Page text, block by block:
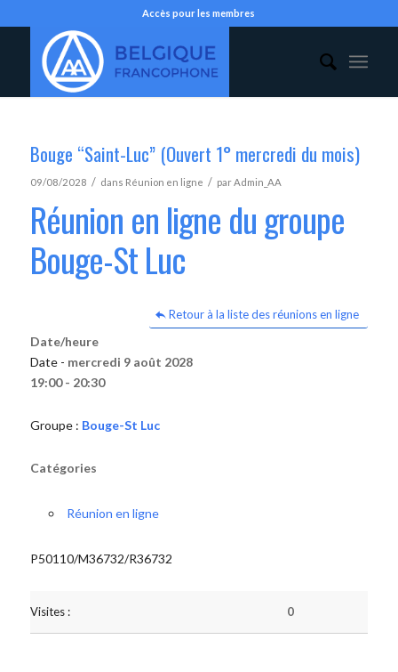
Accès pour les membres
Bouge “Saint-Luc” (Ouvert 1° mercredi du mois)
09/08/2028 / dans Réunion en ligne / parAdmin_AA
Réunion en ligne du groupe
Bouge-St Luc
Retour à la liste des réunions en ligne
Date/heure
Date - mercredi 9 août 2028
19:00 - 20:30
Groupe : Bouge-St Luc
Catégories
Réunion en ligne
P50110/M36732/R36732
Visites : 0